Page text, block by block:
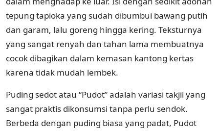
tepung tapioka yang sudah dibumbui bawang putih
dan garam, lalu goreng hingga kering. Teksturnya
yang sangat renyah dan tahan lama membuatnya
cocok dibagikan dalam kemasan kantong kertas
karena tidak mudah lembek.
Puding sedot atau “Pudot” adalah variasi takjil yang
sangat praktis dikonsumsi tanpa perlu sendok.
Berbeda dengan puding biasa yang padat, Pudot